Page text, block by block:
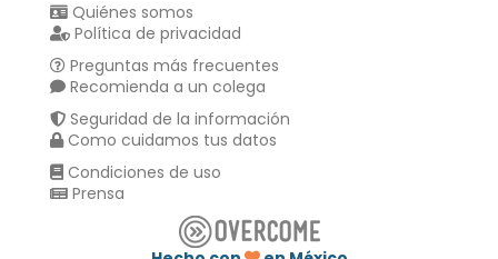
Quiénes somos
Política de privacidad
Preguntas más frecuentes
Recomienda a un colega
Seguridad de la información
Como cuidamos tus datos
Condiciones de uso
Prensa